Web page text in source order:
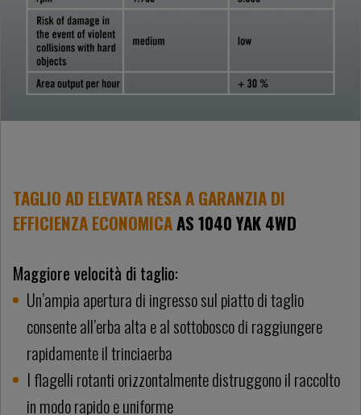
TAGLIO AD ELEVATA RESA A GARANZIA DI
EFFICIENZA ECONOMICAAS 1040 YAK 4WD
Maggiore velocità di taglio:
Un’ampia apertura di ingresso sul piatto di taglio
consente all’erba alta e al sottobosco di raggiungere
rapidamente il trinciaerba
I flagelli rotanti orizzontalmente distruggono il raccolto
in modo rapido e uniforme